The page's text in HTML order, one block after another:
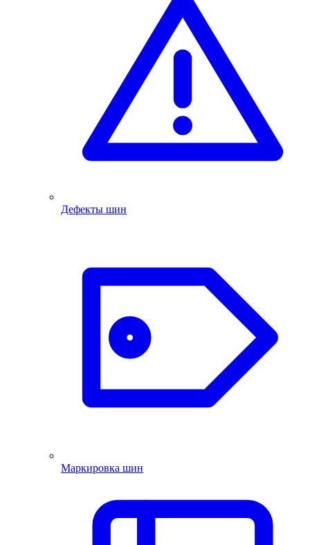
Дефекты шин
Маркировка шин